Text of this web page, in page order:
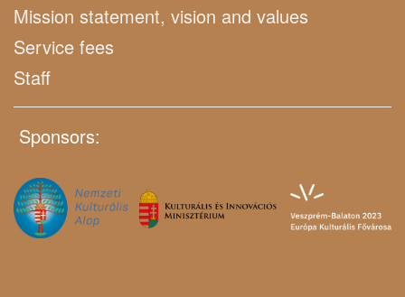
Mission statement, vision and values
Service fees
Staff
Sponsors: